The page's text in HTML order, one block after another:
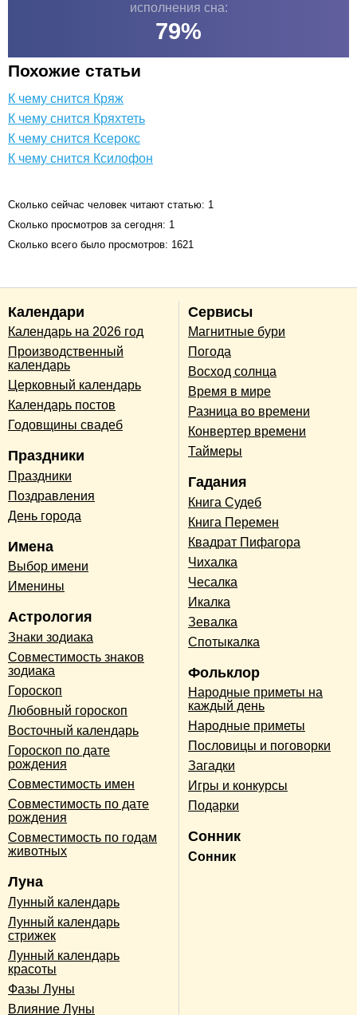
исполнения сна:
79%
Похожие статьи
К чему снится Кряж
К чему снится Кряхтеть
К чему снится Ксерокс
К чему снится Ксилофон
Сколько сейчас человек читают статью: 1
Сколько просмотров за сегодня: 1
Сколько всего было просмотров: 1621
Календари
Календарь на 2026 год
Производственный
календарь
Церковный календарь
Календарь постов
Годовщины свадеб
Праздники
Праздники
Поздравления
День города
Имена
Выбор имени
Именины
Астрология
Знаки зодиака
Совместимость знаков
зодиака
Гороскоп
Любовный гороскоп
Восточный календарь
Гороскоп по дате
рождения
Совместимость имен
Совместимость по дате
рождения
Совместимость по годам
животных
Луна
Лунный календарь
Лунный календарь
стрижек
Лунный календарь
красоты
Фазы Луны
Влияние Луны
Сервисы
Магнитные бури
Погода
Восход солнца
Время в мире
Разница во времени
Конвертер времени
Таймеры
Гадания
Книга Судеб
Книга Перемен
Квадрат Пифагора
Чихалка
Чесалка
Икалка
Зевалка
Спотыкалка
Фольклор
Народные приметы на
каждый день
Народные приметы
Пословицы и поговорки
Загадки
Игры и конкурсы
Подарки
Сонник
Сонник